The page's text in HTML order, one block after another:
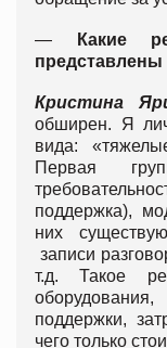
—
Какие
представлены
Кристина
обширен. Я
вида:
Первая
поддержка),
них
записи
т.д. Такое
поддержки,
чего только